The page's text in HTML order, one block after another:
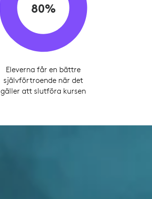
80%
Eleverna får en bättre
självförtroende när det
gäller att slutföra kursen